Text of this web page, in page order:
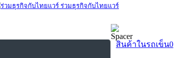
ร่วมธุรกิจกับไทยแวร์
สินค้าในรถเข็น0